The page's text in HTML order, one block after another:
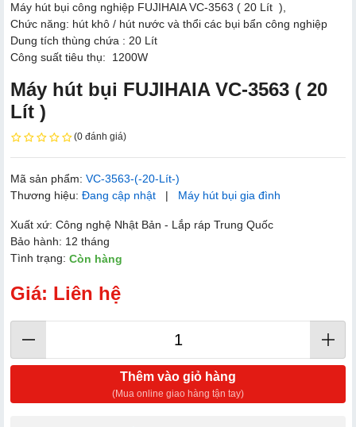
Máy hút bụi công nghiệp FUJIHAIA VC-3563 ( 20 Lít ),
Chức năng: hút khô / hút nước và thổi các bụi bẩn công nghiệp
Dung tích thùng chứa : 20 Lít
Công suất tiêu thụ: 1200W
Máy hút bụi FUJIHAIA VC-3563 ( 20
Lít )
(0 đánh giá)
Mã sản phẩm: VC-3563-(-20-Lít-)
Thương hiệu: Đang cập nhật | Máy hút bụi gia đình
Xuất xứ: Công nghệ Nhật Bản - Lắp ráp Trung Quốc
Bảo hành: 12 tháng
Tình trạng: Còn hàng
Giá: Liên hệ
Thêm vào giỏ hàng
(Mua online giao hàng tận tay)